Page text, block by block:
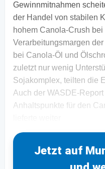
Gewinnmitnahmen
der Handel von stabilen
hohem Canola-Crush bei
Verarbeitungsmargen
bei Canola-Öl und
zuletzt nur wenig
Sojakomplex, teilten die
Auch der WASDE-
Anhaltspunkte für den
Jetzt auf